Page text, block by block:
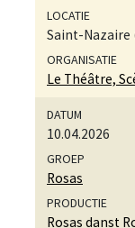
Saint-Nazaire
Le Théâtre,
10.04.2026
Rosas
Rosas danst